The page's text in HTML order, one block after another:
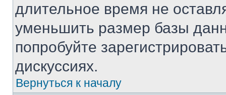
длительное время не
уменьшить размер базы
попробуйте
дискуссиях.
Вернуться к началу